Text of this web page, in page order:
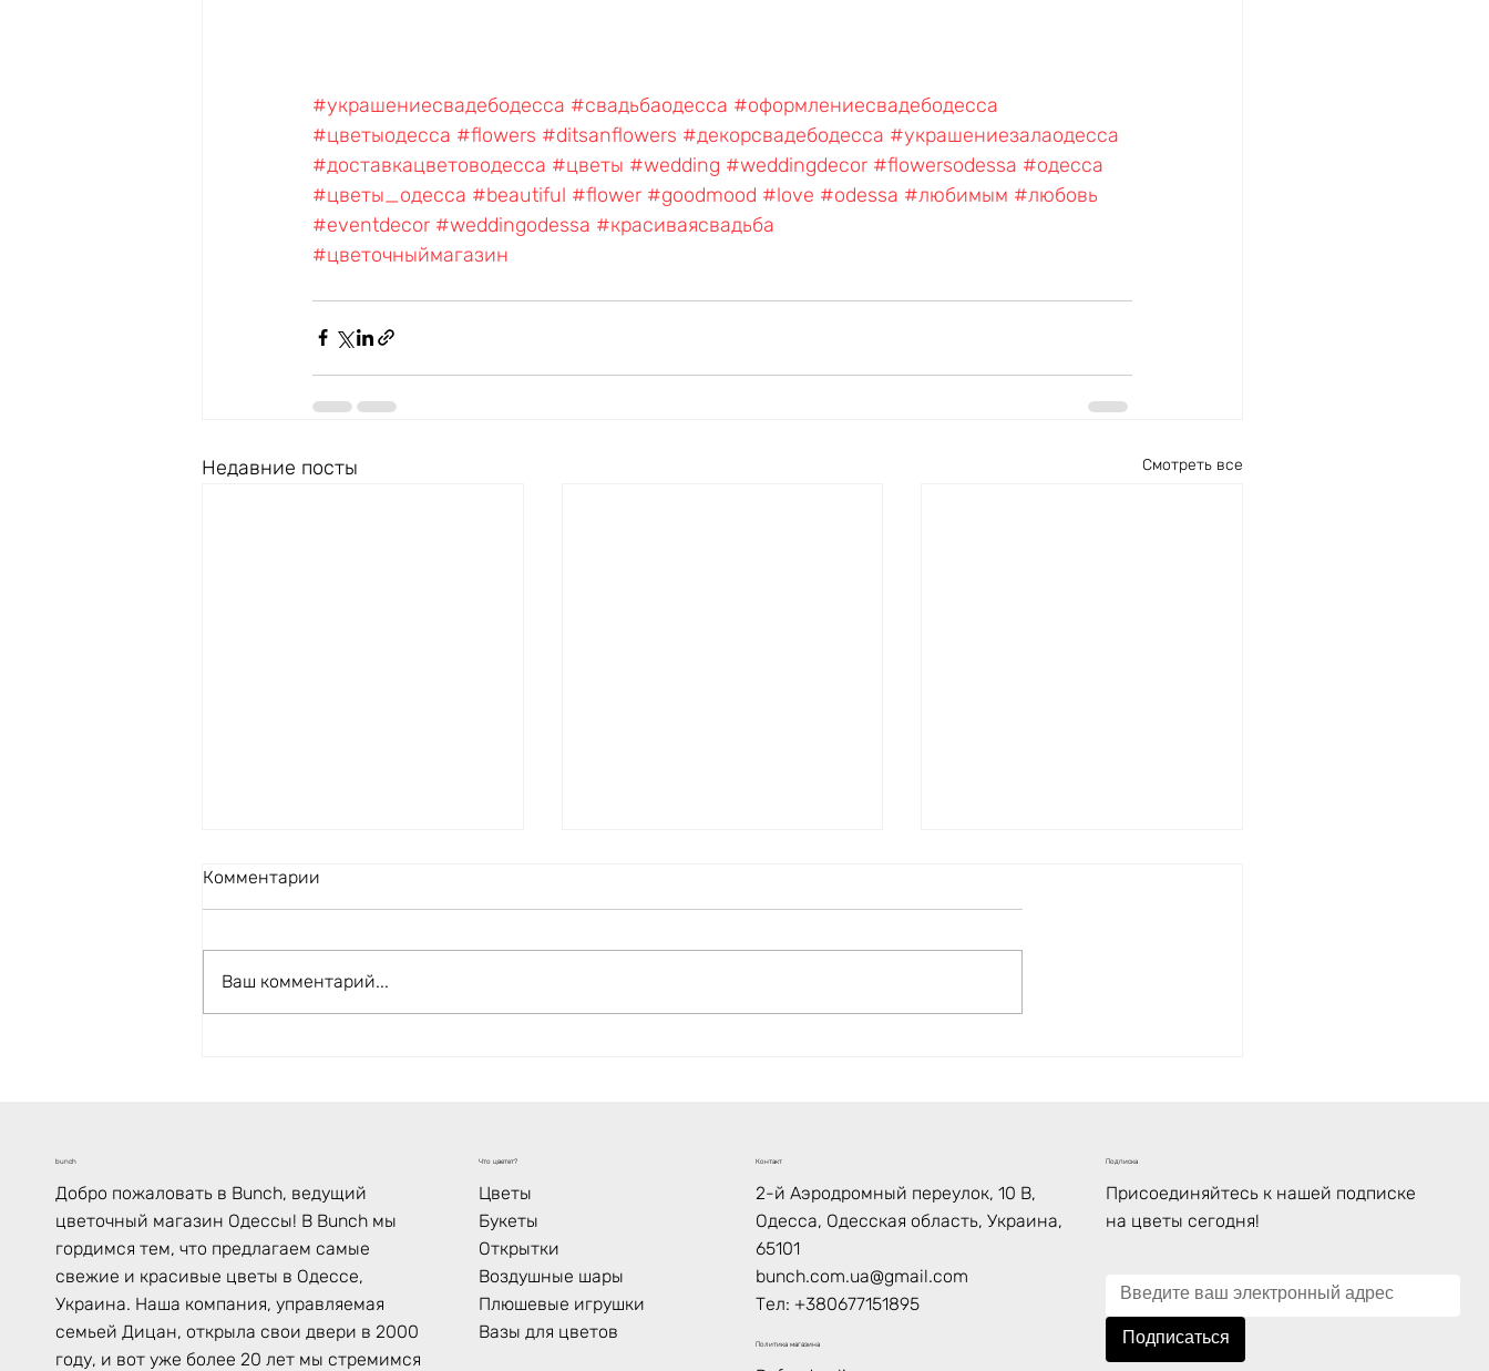
#украшениесвадебодесса #свадьбаодесса #оформлениесвадебодесса
#цветыодесса #flowers #ditsanflowers #декорсвадебодесса #украшениезалаодесса
#доставкацветоводесса #цветы #wedding #weddingdecor #flowersodessa #одесса
#цветы_одесса #beautiful #flower #goodmood #love #odessa #любимым #любовь
#eventdecor #weddingodessa #красиваясвадьба
#цветочныймагазин
Недавние посты Смотреть все
Комментарии
Ваш комментарий...
bunch
Добро пожаловать в Bunch, ведущий
цветочный магазин Одессы! В Bunch мы
гордимся тем, что предлагаем самые
свежие и красивые цветы в Одессе,
Украина. Наша компания, управляемая
семьей Дицан, открыла свои двери в 2000
году, и вот уже более 20 лет мы стремимся
Что цветет?
Цветы
Букеты
Открытки
Воздушные шары
Плюшевые игрушки
Вазы для цветов
Контакт
2-й Аэродромный переулок, 10 В,
Одесса, Одесская область, Украина,
65101
bunch.com.ua@gmail.com
Тел: +380677151895
Политика магазина
Подписка
Присоединяйтесь к нашей подписке
на цветы сегодня!
Подписаться